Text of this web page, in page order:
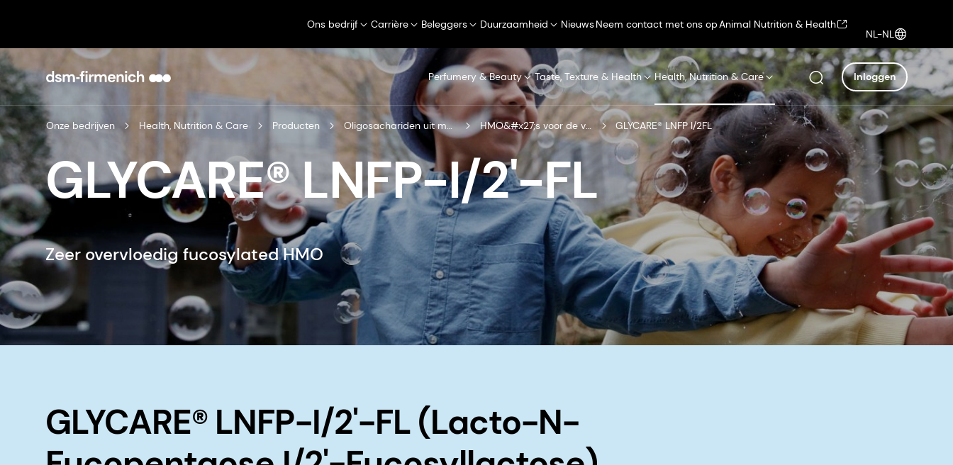
Ons bedrijf Carrière Beleggers Duurzaamheid NieuwsNeem contact met ons opAnimal Nutrition & Health
NL-NL
Perfumery & Beauty Taste, Texture & Health Health, Nutrition & Care Inloggen
Onze bedrijven Health, Nutrition & Care Producten Oligosachariden uit moedermelk HMO&#x27;s voor de vroege kinderjaren GLYCARE® LNFP I/2FL
GLYCARE® LNFP-I/2'-FL
Zeer overvloedig fucosylated HMO
GLYCARE® LNFP-I/2'-FL (Lacto-N-